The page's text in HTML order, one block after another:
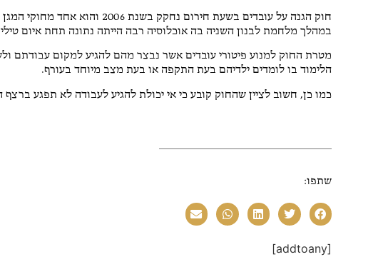
חוק הגנה על עובדים בשעת חירום
במהלך מלחמת לבנון השניה בה אוכלוסיה רבה הייתה נתונה תחת איום
מטרת החוק למנוע פיטורי עובדים אשר נבצר מהם להגיע למקום עבודתם
הלימוד בו לומדים ילדיהם בעת התקפה או בעת מצב מיוחד בעורף.
כמו כן, חשוב לציין שהחוק קובע כי אי יכולת להגיע לעבודה לא תפגע ברצף
שתפו:
[addtoany]
שי חיון